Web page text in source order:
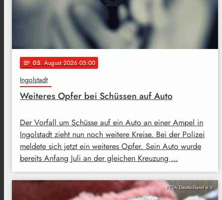
notes 05. August 2026 05:00
Ingolstadt
Weiteres Opfer bei Schüssen auf Auto
Der Vorfall um Schüsse auf ein Auto an einer Ampel in
Ingolstadt zieht nun noch weitere Kreise. Bei der Polizei
meldete sich jetzt ein weiteres Opfer. Sein Auto wurde
bereits Anfang Juli an der gleichen Kreuzung …
PETA Deutschland e.V.